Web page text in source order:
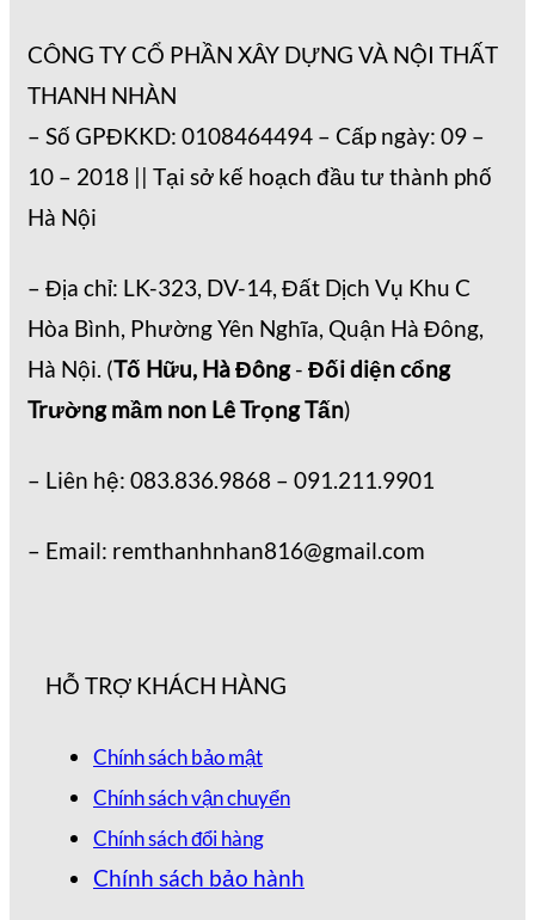
CÔNG TY CỔ PHẦN XÂY DỰNG VÀ NỘI THẤT
THANH NHÀN
– Số GPĐKKD: 0108464494 – Cấp ngày: 09 –
10 – 2018 || Tại sở kế hoạch đầu tư thành phố
Hà Nội
– Địa chỉ: LK-323, DV-14, Đất Dịch Vụ Khu C
Hòa Bình, Phường Yên Nghĩa, Quận Hà Đông,
Hà Nội. (Tố Hữu, Hà Đông- Đối diện cổng
Trường mầm non Lê Trọng Tấn)
– Liên hệ: 083.836.9868 – 091.211.9901
– Email: remthanhnhan816@gmail.com
HỖ TRỢ KHÁCH HÀNG
Chính sách bảo mật
Chính sách vận chuyển
Chính sách đổi hàng
Chính sách bảo hành